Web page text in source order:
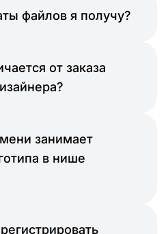
файлов я получу?
от заказа
занимает
в нише